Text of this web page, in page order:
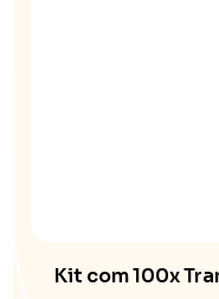
Kit com 100x